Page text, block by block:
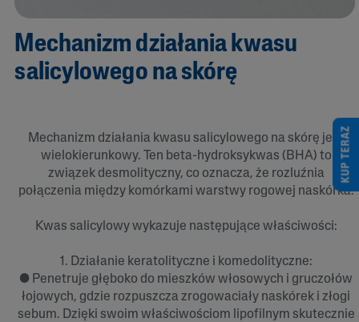
Mechanizm działania kwasu
salicylowego na skórę
Mechanizm działania kwasu salicylowego na skórę jest
wielokierunkowy. Ten beta-hydroksykwas (BHA) to
związek desmolityczny, co oznacza, że rozluźnia
połączenia między komórkami warstwy rogowej naskórka.
Kwas salicylowy wykazuje następujące właściwości:
1. Działanie keratolityczne i komedolityczne:
● Penetruje głęboko do mieszków włosowych i gruczołów
łojowych, gdzie rozpuszcza zrogowaciały naskórek i złogi
sebum. Dzięki swoim właściwościom lipofilnym skutecznie
KUP TERAZ